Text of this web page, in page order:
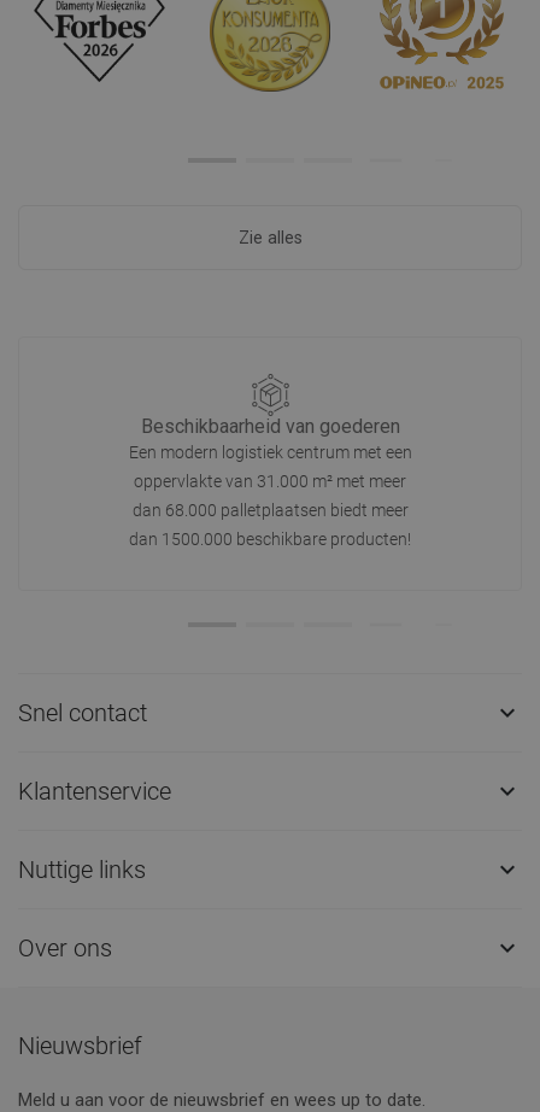
Zie alles
Beschikbaarheid van goederen
Een modern logistiek centrum met een
oppervlakte van 31.000 m² met meer
dan 68.000 palletplaatsen biedt meer
dan 1500.000 beschikbare producten!
Snel contact 
Klantenservice 
Nuttige links 
Over ons 
Nieuwsbrief
Meld u aan voor de nieuwsbrief en wees up to date.